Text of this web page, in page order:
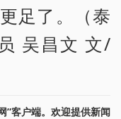
足了。（泰
吴昌文 文/
”客户端。欢迎提供新闻